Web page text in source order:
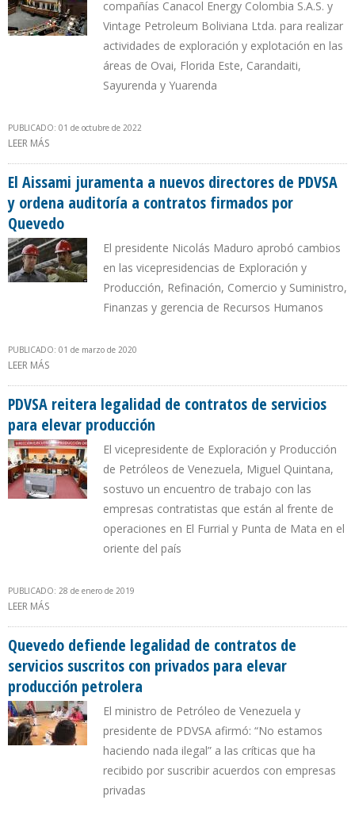
compañías Canacol Energy Colombia S.A.S. y
Vintage Petroleum Boliviana Ltda. para realizar
actividades de exploración y explotación en las
áreas de Ovai, Florida Este, Carandaiti,
Sayurenda y Yuarenda
PUBLICADO: 01 de octubre de 2022
LEER MÁS
El Aissami juramenta a nuevos directores de PDVSA
y ordena auditoría a contratos firmados por
Quevedo
El presidente Nicolás Maduro aprobó cambios
en las vicepresidencias de Exploración y
Producción, Refinación, Comercio y Suministro,
Finanzas y gerencia de Recursos Humanos
PUBLICADO: 01 de marzo de 2020
LEER MÁS
PDVSA reitera legalidad de contratos de servicios
para elevar producción
El vicepresidente de Exploración y Producción
de Petróleos de Venezuela, Miguel Quintana,
sostuvo un encuentro de trabajo con las
empresas contratistas que están al frente de
operaciones en El Furrial y Punta de Mata en el
oriente del país
PUBLICADO: 28 de enero de 2019
LEER MÁS
Quevedo defiende legalidad de contratos de
servicios suscritos con privados para elevar
producción petrolera
El ministro de Petróleo de Venezuela y
presidente de PDVSA afirmó: “No estamos
haciendo nada ilegal” a las críticas que ha
recibido por suscribir acuerdos con empresas
privadas